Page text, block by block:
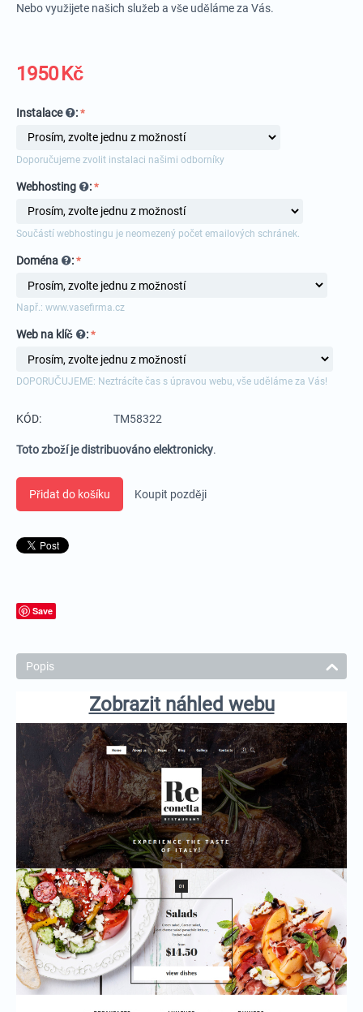
Nebo využijete našich služeb a vše uděláme za Vás.
1950Kč
Instalace :
Doporučujeme zvolit instalaci našimi odborníky
Webhosting :
Součástí webhostingu je neomezený počet emailových schránek.
Doména :
Např.: www.vasefirma.cz
Web na klíč :
DOPORUČUJEME: Neztrácíte čas s úpravou webu, vše uděláme za Vás!
KÓD: TM58322
Toto zboží je distribuováno elektronicky.
Přidat do košíku Koupit později
Save
Popis
Zobrazit náhled webu